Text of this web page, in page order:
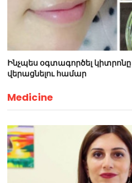
Ինչպես օգտագործել
վերացնելու համար
Medicine